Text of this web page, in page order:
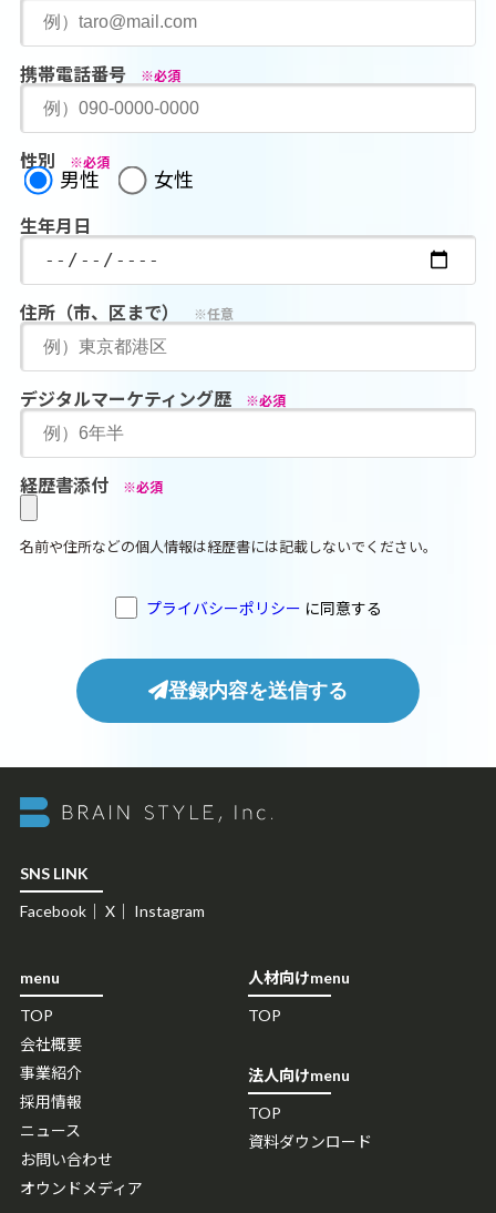
携帯電話番号 ※必須
性別 ※必須
男性 女性
生年月日
住所（市、区まで） ※任意
デジタルマーケティング歴 ※必須
経歴書添付 ※必須
名前や住所などの個人情報は経歴書には記載しないでください。
プライバシーポリシー に同意する
登録内容を送信する
SNS LINK
Facebook
X Instagram
menu
TOP
会社概要
事業紹介
採用情報
ニュース
お問い合わせ
オウンドメディア
人材向けmenu
TOP
法人向けmenu
TOP
資料ダウンロード